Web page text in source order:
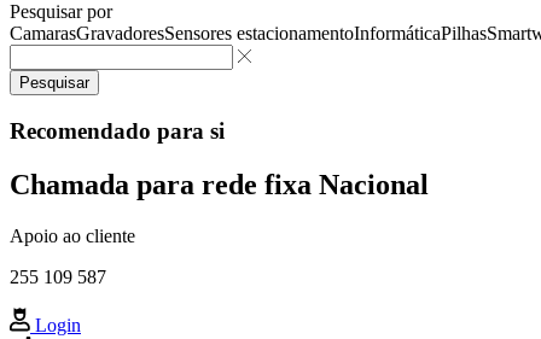
Pesquisar por
CamarasGravadoresSensores estacionamentoInformáticaPilhas
Pesquisar
Recomendado para si
Chamada para rede fixa Nacional
Apoio ao cliente
255 109 587
Login